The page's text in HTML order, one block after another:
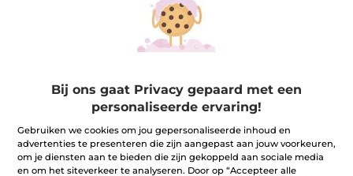
100% plantaardig
60 hectare
biologische velden
Bij ons gaat Privacy gepaard met een
personaliseerde ervaring!
Gebruiken we cookies om jou gepersonaliseerde inhoud en
advertenties te presenteren die zijn aangepast aan jouw voorkeuren,
om je diensten aan te bieden die zijn gekoppeld aan sociale media
en om het siteverkeer te analyseren. Door op “Accepteer alle